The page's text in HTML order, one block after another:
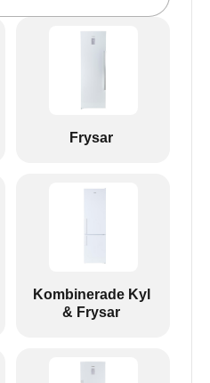
Frysar
Kombinerade Kyl
& Frysar